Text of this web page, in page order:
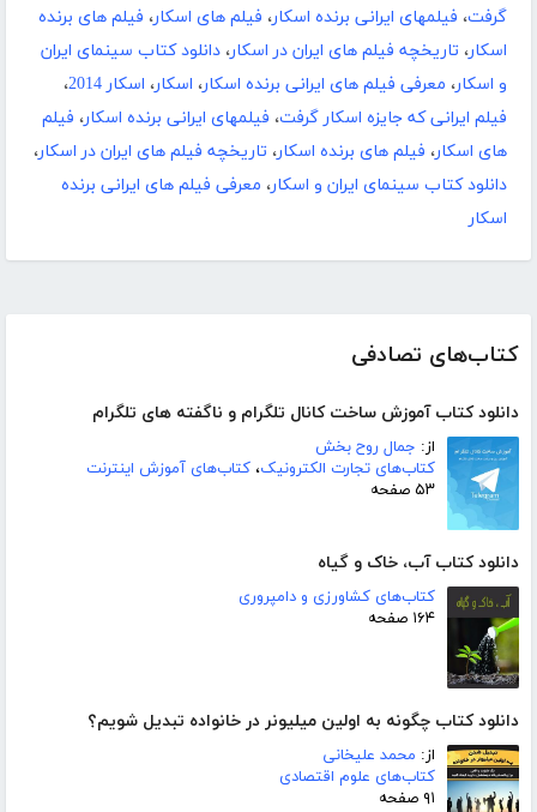
کتاب‌های تصادفی
دانلود کتاب آموزش ساخت کانال تلگرام و ناگفته های تلگرام
از: جمال روح بخش
کتاب‌های تجارت الکترونیک، کتاب‌های آموزش اینترنت
۵۳ صفحه
دانلود کتاب آب، خاک و گیاه
کتاب‌های کشاورزی و دامپروری
۱۶۴ صفحه
دانلود کتاب چگونه به اولین میلیونر در خانواده تبدیل شویم؟
از: محمد علیخانی
کتاب‌های علوم اقتصادی
۹۱ صفحه
گرفت، فیلمهای ایرانی برنده اسکار، فیلم های اسکار، فیلم های برنده
اسکار، تاریخچه فیلم های ایران در اسکار، دانلود کتاب سینمای ایران
و اسکار، معرفی فیلم های ایرانی برنده اسکار، اسکار، اسکار 2014
،
فیلم ایرانی که جایزه اسکار گرفت، فیلمهای ایرانی برنده اسکار، فیلم
های اسکار، فیلم های برنده اسکار، تاریخچه فیلم های ایران در اسکار،
دانلود کتاب سینمای ایران و اسکار، معرفی فیلم های ایرانی برنده
اسکار